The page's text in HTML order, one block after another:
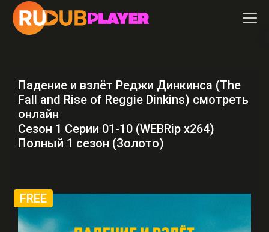
Падение и взлёт Реджи Динкинса (The
Fall and Rise of Reggie Dinkins) смотреть
онлайн
Сезон 1 Серии 01-10 (WEBRip x264)
Полный 1 сезон (Золото)
FREE